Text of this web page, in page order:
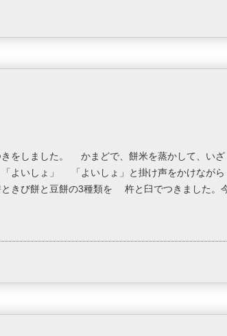
きをしました。 かまどで、餅米を蒸かして、い
よいしょ」 「よいしょ」と掛け声をかけなが
きび餅と豆餅の3種類を 杵と臼でつきました。